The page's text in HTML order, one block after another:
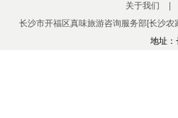
关于我们
长沙市开福区真味旅游咨询服务部[长沙农
地址：